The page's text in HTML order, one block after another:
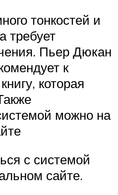
тонкостей и
требует
Пьер Дюкан
к
которая
можно на
с системой
сайте.